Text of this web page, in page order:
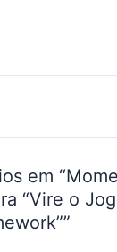
em
“Vire o